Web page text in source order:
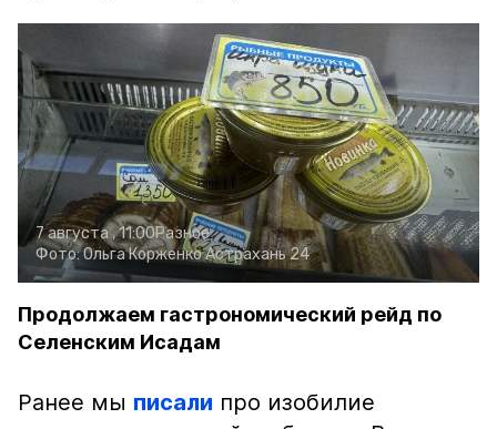
7 августа , 11:00Разное
Фото:Ольга КорженкоАстрахань 24
Продолжаем гастрономический рейд по
Селенским Исадам
Ранее мы писали про изобилие